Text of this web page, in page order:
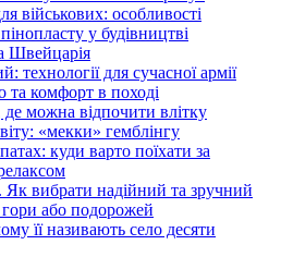
військових: особливості
у будівництві
Швейцарія
технології для сучасної армії
та комфорт в поході
можна відпочити влітку
«мекки» гемблінгу
куди варто поїхати за
Як вибрати надійний та зручний
або подорожей
її називають село десяти